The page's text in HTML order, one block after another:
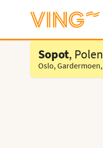
Velg hotell
Sopot, Polen
Oslo, Gardermoen,